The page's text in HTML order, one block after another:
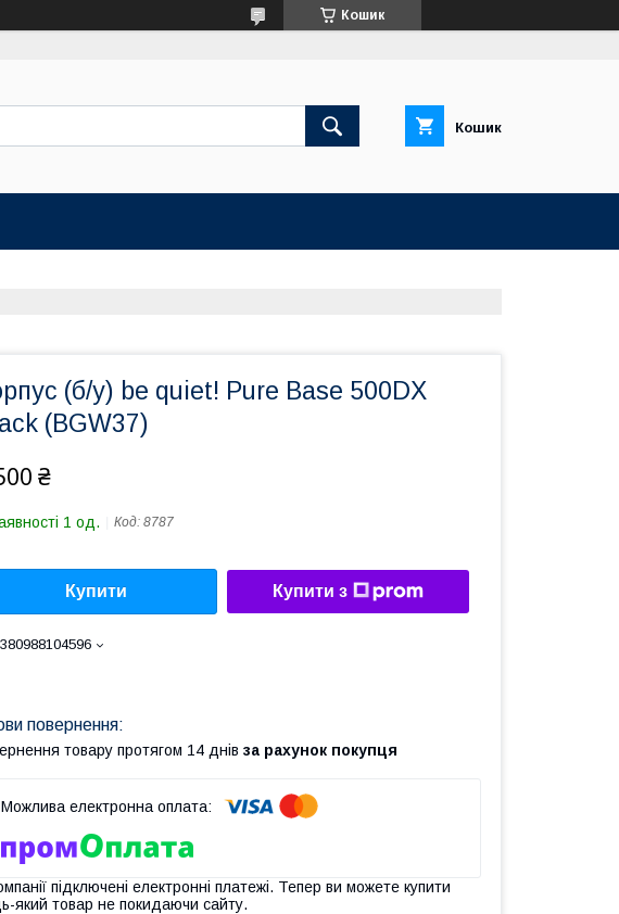
Кошик
Кошик
(б/у) be quiet! Pure Base 500DX
(BGW37)
₴
1 од. Код: 8787
Купити Купити з
товару протягом 14 днів за рахунок покупця
підключені електронні платежі. Тепер ви можете купити
який товар не покидаючи сайту.